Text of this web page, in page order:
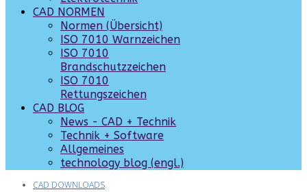
CAD NORMEN
Normen (Übersicht)
ISO 7010 Warnzeichen
ISO 7010
Brandschutzzeichen
ISO 7010
Rettungszeichen
CAD BLOG
News - CAD + Technik
Technik + Software
Allgemeines
technology blog (engl.)
CAD DOWNLOADS